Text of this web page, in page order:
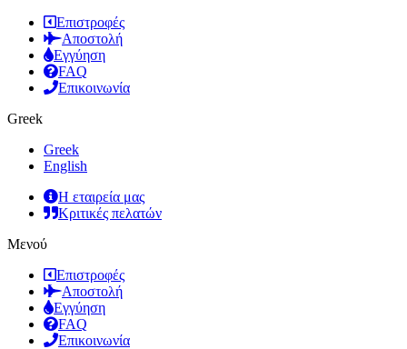
Επιστροφές
Αποστολή
Εγγύηση
FAQ
Επικοινωνία
Greek
Greek
English
Η εταιρεία μας
Κριτικές πελατών
Μενού
Επιστροφές
Αποστολή
Εγγύηση
FAQ
Επικοινωνία